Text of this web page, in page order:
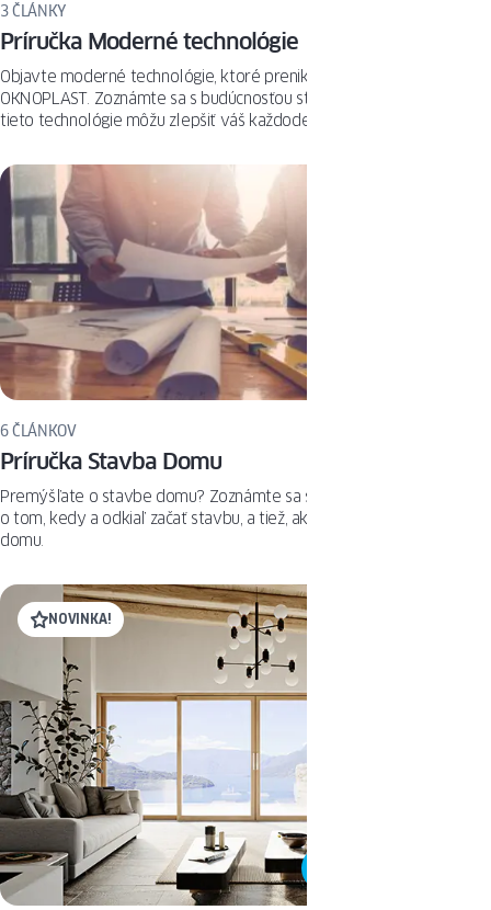
3 ČLÁNKY
Príručka Moderné technológie
Objavte moderné technológie, ktoré prenikajú do sveta produktov
OKNOPLAST. Zoznámte sa s budúcnosťou stavebníctva a zistite, ako
tieto technológie môžu zlepšiť váš každodenný život.
6 ČLÁNKOV
Príručka Stavba Domu
Premýšľate o stavbe domu? Zoznámte sa s odpoveďami na otázky
o tom, kedy a odkiaľ začať stavbu, a tiež, ako dlho trvá postavenie
domu.
NOVINKA!